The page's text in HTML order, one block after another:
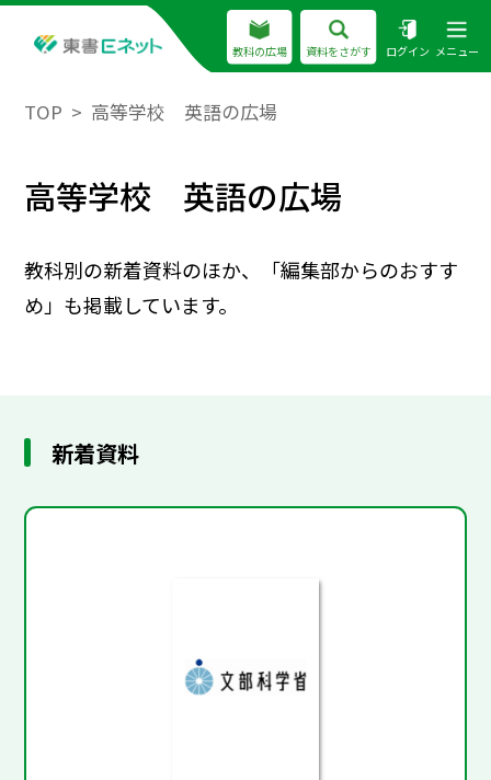
教科の広場 資料をさがす ログイン メニュー
TOP 高等学校 英語の広場
高等学校 英語の広場
教科別の新着資料のほか、「編集部からのおすす
め」も掲載しています。
新着資料